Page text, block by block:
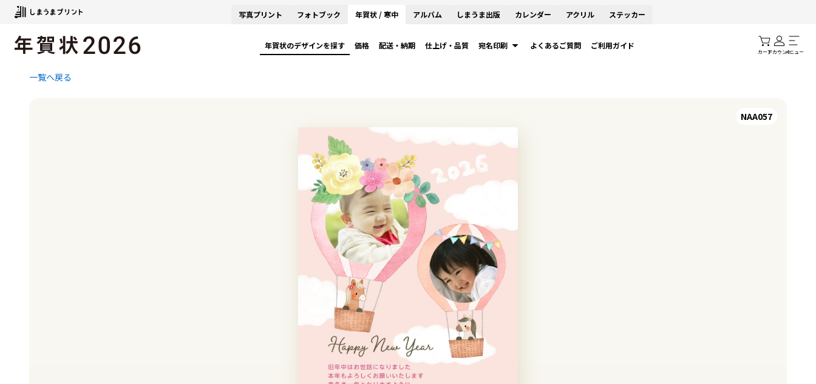
写真プリント フォトブック 年賀状 / 寒中 アルバム しまうま出版 カレンダー アクリル ステッカー
年賀状のデザインを探す 価格 配送・納期 仕上げ・品質 宛名印刷 よくあるご質問 ご利用ガイド
カートアカウントメニュー
一覧へ戻る
NAA057